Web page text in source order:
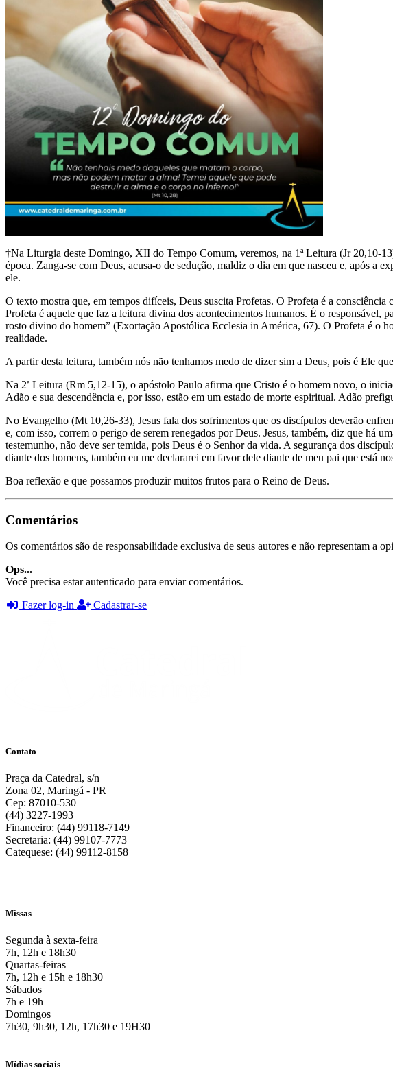
†Na Liturgia deste Domingo, XII do Tempo Comum, veremos, na 1ª Leitura (Jr 20,10-
época. Zanga-se com Deus, acusa-o de sedução, maldiz o dia em que nasceu e, após a
ele.
O texto mostra que, em tempos difíceis, Deus suscita Profetas. O Profeta é a
Profeta é aquele que faz a leitura divina dos acontecimentos humanos. É o responsável,
rosto divino do homem” (Exortação Apostólica Ecclesia in América, 67). O Profeta é o
realidade.
A partir desta leitura, também nós não tenhamos medo de dizer sim a Deus, pois é Ele
Na 2ª Leitura (Rm 5,12-15), o apóstolo Paulo afirma que Cristo é o homem novo, o
Adão e sua descendência e, por isso, estão em um estado de morte espiritual. Adão
No Evangelho (Mt 10,26-33), Jesus fala dos sofrimentos que os discípulos deverão
e, com isso, correm o perigo de serem renegados por Deus. Jesus, também, diz que há
testemunho, não deve ser temida, pois Deus é o Senhor da vida. A segurança dos
diante dos homens, também eu me declararei em favor dele diante de meu pai que está
Boa reflexão e que possamos produzir muitos frutos para o Reino de Deus.
Comentários
Os comentários são de responsabilidade exclusiva de seus autores e não representam a
Ops...
Você precisa estar autenticado para enviar comentários.
Fazer log-in
Cadastrar-se
Contato
Praça da Catedral, s/n
Zona 02, Maringá - PR
Cep: 87010-530
(44) 3227-1993
Financeiro: (44) 99118-7149
Secretaria: (44) 99107-7773
Catequese: (44) 99112-8158
Missas
Segunda à sexta-feira
7h, 12h e 18h30
Quartas-feiras
7h, 12h e 15h e 18h30
Sábados
7h e 19h
Domingos
7h30, 9h30, 12h, 17h30 e 19H30
Mídias sociais